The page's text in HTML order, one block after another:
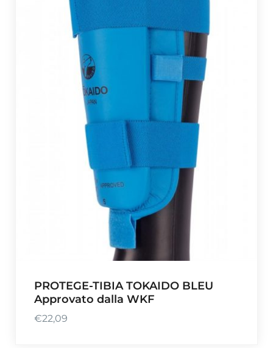
PROTEGE-TIBIA TOKAIDO BLEU
Approvato dalla WKF
€22,09